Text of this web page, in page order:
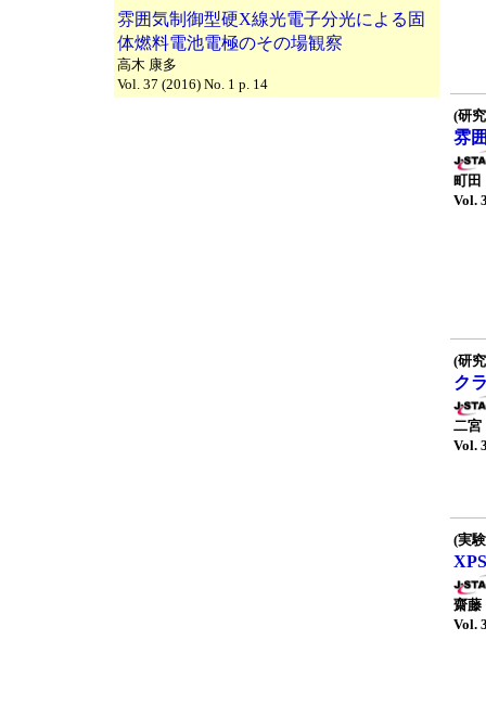
雰囲気制御型硬X線光電子分光による固
体燃料電池電極のその場観察
高木 康多
Vol. 37 (2016) No. 1 p. 14
(研
雰
町
Vol.
(研
ク
二
Vol.
(実
齋
Vol.